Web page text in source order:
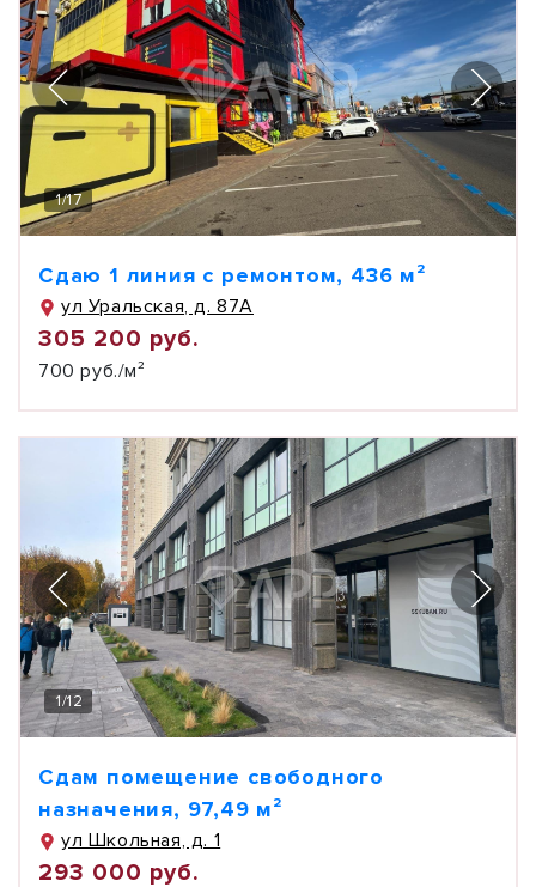
1/17
Сдаю 1 линия с ремонтом, 436 м²
ул Уральская, д. 87А
305 200 руб.
700 руб./м²
1/12
Сдам помещение свободного
назначения, 97,49 м²
ул Школьная, д. 1
293 000 руб.